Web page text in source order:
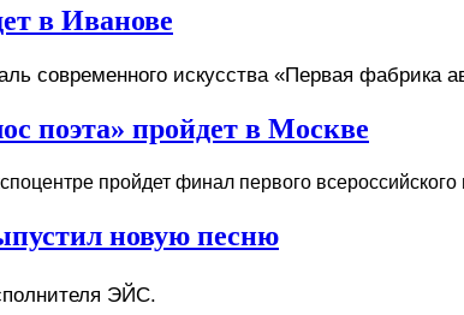
в Иванове
современного искусства «Первая фабрика
поэта» пройдет в Москве
пройдет финал первого всероссийского
новую песню
ЭЙС.